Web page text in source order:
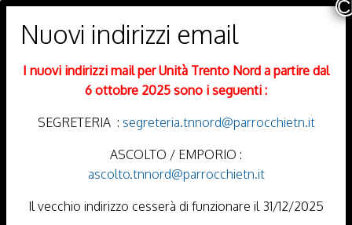
Trento Nord
DIOCESI DI TRENTO
I nuovi indirizzi mail per Unità Trento Nord a partire dal
6 ottobre 2025 sono i seguenti :
SEGRETERIA : segreteria.tnnord@parrocchietn.it
ASCOLTO / EMPORIO :
ascolto.tnnord@parrocchietn.it
Il vecchio indirizzo cesserà di funzionare il 31/12/2025